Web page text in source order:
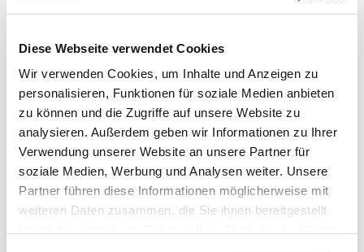
Diese Webseite verwendet Cookies
Wir verwenden Cookies, um Inhalte und Anzeigen zu
personalisieren, Funktionen für soziale Medien anbieten
zu können und die Zugriffe auf unsere Website zu
analysieren. Außerdem geben wir Informationen zu Ihrer
Verwendung unserer Website an unsere Partner für
soziale Medien, Werbung und Analysen weiter. Unsere
Partner führen diese Informationen möglicherweise mit
weiteren Daten zusammen, die Sie ihnen bereitgestellt